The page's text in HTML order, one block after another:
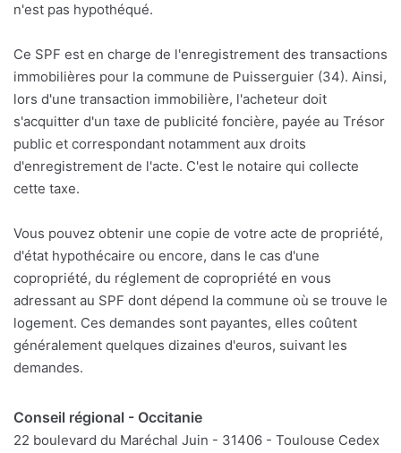
n'est pas hypothéqué.
Ce SPF est en charge de l'enregistrement des transactions
immobilières pour la commune de Puisserguier (34). Ainsi,
lors d'une transaction immobilière, l'acheteur doit
s'acquitter d'un taxe de publicité foncière, payée au Trésor
public et correspondant notamment aux droits
d'enregistrement de l'acte. C'est le notaire qui collecte
cette taxe.
Vous pouvez obtenir une copie de votre acte de propriété,
d'état hypothécaire ou encore, dans le cas d'une
copropriété, du réglement de copropriété en vous
adressant au SPF dont dépend la commune où se trouve le
logement. Ces demandes sont payantes, elles coûtent
généralement quelques dizaines d'euros, suivant les
demandes.
Conseil régional - Occitanie
22 boulevard du Maréchal Juin - 31406 - Toulouse Cedex